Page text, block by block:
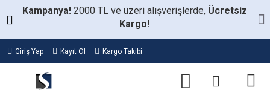
Kampanya! 2000 TL ve üzeri alışverişlerde, Ücretsiz
Kargo!
Giriş Yap Kayıt Ol Kargo Takibi